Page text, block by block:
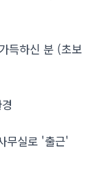
득하신 분 (초보
무실로 '출근'